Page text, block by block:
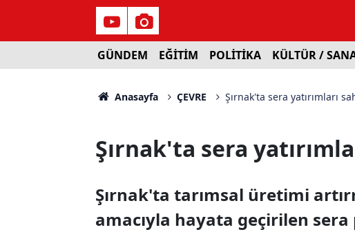
GÜNDEM EĞİTİM POLİTİKA KÜLTÜR /
Anasayfa ÇEVRE Şırnak'ta sera yatırımları
Şırnak'ta sera
Şırnak'ta tarımsal üretimi
amacıyla hayata geçirilen sera